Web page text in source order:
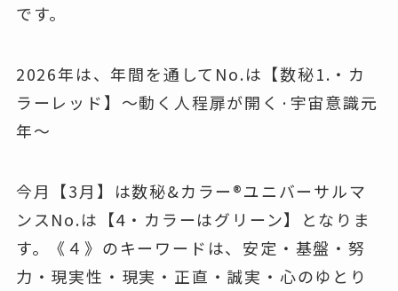
です。
2026年は、年間を通してNo.は【数秘1.・カ
ラーレッド】〜動く人程扉が開く·宇宙意識元
年〜
今月【3月】は数秘&カラー®️ユニバーサルマ
ンスNo.は【4・カラーはグリーン】となりま
す。《４》のキーワードは、安定・基盤・努
力・現実性・現実・正直・誠実・心のゆとり